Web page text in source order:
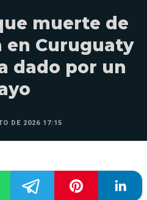
muerte de
en Curuguaty
dado por un
DE 2026 17:15